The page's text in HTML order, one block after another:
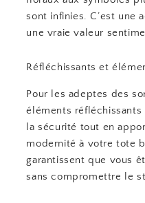
sont infinies. C’est une
une vraie valeur
Réfléchissants et
Pour les adeptes des
éléments
la sécurité tout en
modernité à votre tote
garantissent que vous
sans compromettre le